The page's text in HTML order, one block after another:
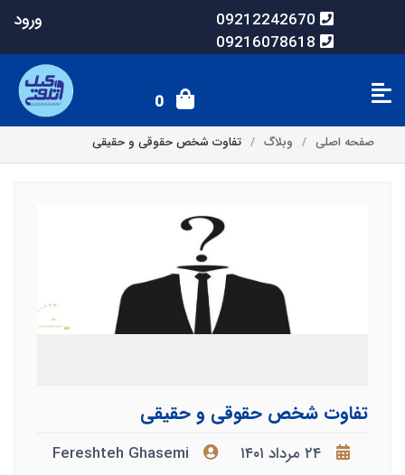
09212242670
09216078618
ورود
0
صفحه اصلی وبلاگ تفاوت شخص حقوقی و حقیقی
تفاوت شخص حقوقی و حقیقی
۲۴ مرداد ۱۴۰۱
Fereshteh Ghasemi